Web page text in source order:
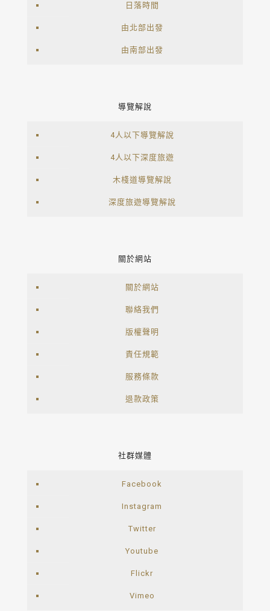
日落時間
由北部出發
由南部出發
導覽解說
4人以下導覽解說
4人以下深度旅遊
木棧道導覽解說
深度旅遊導覽解說
關於網站
關於網站
聯絡我們
版權聲明
責任規範
服務條款
退款政策
社群媒體
Facebook
Instagram
Twitter
Youtube
Flickr
Vimeo